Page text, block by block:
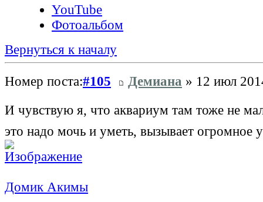
YouTube
Фотоальбом
Вернуться к началу
Номер поста:#105 Демиана » 12 июл
И чувствую я, что аквариум там тоже не
это надо мочь и уметь, вызывает огромное
Домик Акимы